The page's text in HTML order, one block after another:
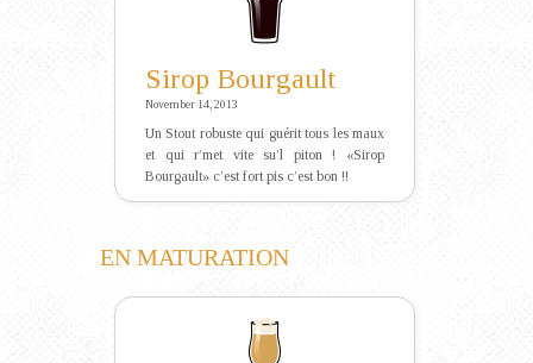
Sirop Bourgault
November 14, 2013
Un Stout robuste qui guérit tous les maux
et qui r’met vite su’l piton ! «Sirop
Bourgault» c’est fort pis c’est bon !!
EN MATURATION